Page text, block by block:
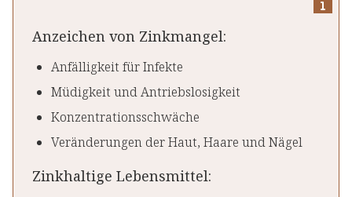
Anzeichen von Zinkmangel:
Anfälligkeit für Infekte
Müdigkeit und Antriebslosigkeit
Konzentrationsschwäche
Veränderungen der Haut, Haare und Nägel
Zinkhaltige Lebensmittel: